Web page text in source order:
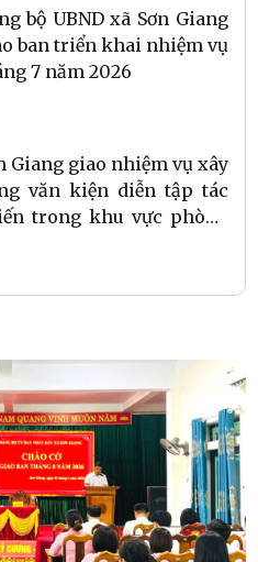
bộ UBND xã Sơn Giang
ban triển khai nhiệm vụ
7 năm 2026
Giang giao nhiệm vụ xây
văn kiện diễn tập tác
trong khu vực phòng